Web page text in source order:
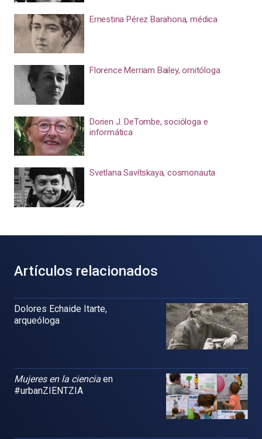
Ernestina Pérez Barahona, médica
Florence Merriam Bailey, ornitóloga
Dorien J. DeTombe, socióloga e
informática
Svetlana Savítskaya, cosmonauta
Artículos relacionados
Dolores Echaide Itarte,
arqueóloga
Mujeres en la ciencia en
#urbanZIENTZIA